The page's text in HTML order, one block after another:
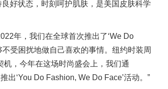
好状态，时刻呵护肌肤，是美国皮肤科学
年，我们在全球首次推出了‘We Do
受困扰地做自己喜欢的事情。纽约时装周
，今年在这场时尚盛会上，我们通
出‘You Do Fashion, We Do Face’活动。”